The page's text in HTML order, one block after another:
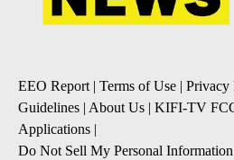
EEO Report | Terms of Use | Privacy
Guidelines | About Us | KIFI-TV
Applications |
Do Not Sell My Personal Information